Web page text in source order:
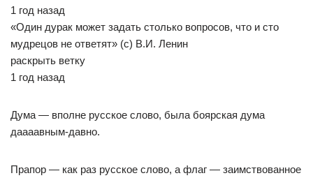
1 год назад
«Один дурак может задать столько вопросов, что и сто
мудрецов не ответят» (с) В.И. Ленин
раскрыть ветку
1 год назад
Дума — вполне русское слово, была боярская дума
даааавным-давно.
Прапор — как раз русское слово, а флаг — заимствованное